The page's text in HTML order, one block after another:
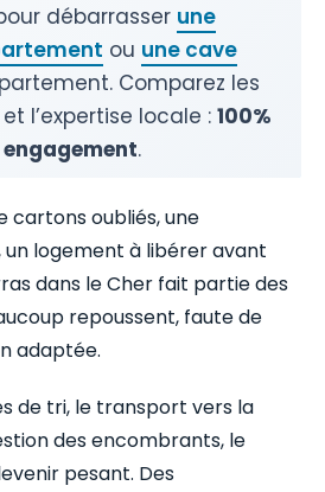
débarrasser une
ou une cave
Comparez les
l’expertise locale : 100%
.
cartons oubliés, une
un logement à libérer avant
dans le Cher fait partie des
repoussent, faute de
adaptée.
de tri, le transport vers la
des encombrants, le
pesant. Des